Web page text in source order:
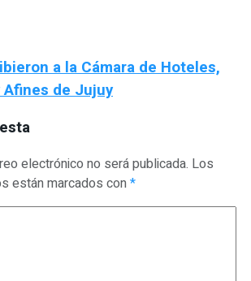
a la Cámara de Hoteles,
de Jujuy
electrónico no será publicada. Los
están marcados con*